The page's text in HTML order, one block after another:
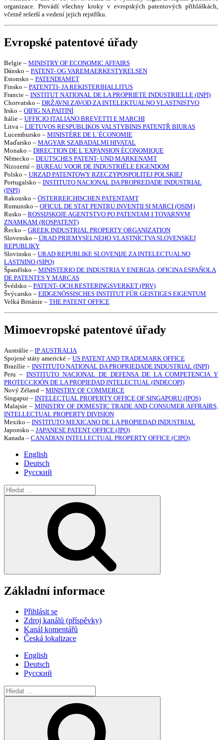
organizace. Provádí všechny kroky v evropských patentových přihláškách,
včetně rešerší a vedení jejich rejstříku.
Evropské patentové úřady
Belgie – MINISTRY OF ECONOMIC AFFAIRS
Dánsko – PATENT- OG VAREMAERKESTYRELSEN
Estonsko – PATENDIAMET
Finsko – PATENTTI- JA REKISTERIHALLITUS
Francie – INSTITUT NATIONAL DE LA PROPRIETE INDUSTRIELLE (INPI)
Chorvatsko – DRŽAVNI ZAVOD ZA INTELEKTUALNO VLASTNISTVO
Irsko – OIFIG NA PAITINÍ
Itálie – UFFICIO ITALIANO BREVETTI E MARCHI
Litva – LIETUVOS RESPUBLIKOS VALSTYBINIS PATENTŘ BIURAS
Lucembursko – MINISTÉRE DE L`ÉCONOMIE
Maďarsko – MAGYAR SZABADALMI HIVATAL
Monako – DIRECTION DE L`EXPANSION ÉCONOMIQUE
Německo – DEUTSCHES PATENT- UND MARKENAMT
Nizozemí – BUREAU VOOR DE INDUSTRIËLE EIGENDOM
Polsko – URZAD PATENTOWY RZECZYPOSPOLITEJ POLSKIEJ
Portugalsko – INSTITUTO NACIONAL DA PROPREDADE INDUSTRIAL
(INPI)
Rakousko – ÖSTERREICHISCHEN PATENTAMT
Rumunsko – OFICUL DE STAT PENTRU INVENTII SI MARCI (OSIM)
Rusko – ROSSIJSKOJE AGENTSTVO PO PATENTAM I TOVARNYM
ZNAMKAM (ROSPATENT)
Řecko – GREEK INDUSTRIAL PROPERTY ORGANIZATION
Slovensko – ÚRAD PRIEMYSELNEHO VLASTNÍCTVA SLOVENSKEJ
REPUBLIKY
Slovinsko – URAD REPUBLIKE SLOVENIJE ZA INTELECTUALNO
LASTNINO (SIPO)
Španělsko – MINISTERIO DE INDUSTRIA Y ENERGIA, OFICINA ESPAŇOLA
DE PATENTES Y MARCAS
Švédsko – PATENT- OCH RESTERINGSVERKET (PRV)
Švýcarsko – EIDGENÖSSISCHES INSTITUT FÜR GEISTIGES EIGENTUM
Velká Británie – THE PATENT OFFICE
Mimoevropské patentové úřady
Austrálie – IP AUSTRALIA
Spojené státy americké – US PATENT AND TRADEMARK OFFICE
Brazílie – INSTITUTO NATIONAL DA PROPRIEDADE INDUSTRIAL (INPI)
Peru – INSTITUTO NACIONAL DE DEFENSA DE LA COMPETENCIA Y
PROTECCIOÓN DE LA PROPIEDAD INTELECTUAL (INDECOPI)
Nový Zéland – MINISTRY OF COMMERCE
Singapur – INTELECTUAL PROPERTY OFFICE OF SINGAPORU (IPOS)
Malajsie – MINISTRY OF DOMESTIC TRADE AND CONSUMER AFFRAIRS,
INTELLECTUAL PROPERTY DIVISION
Mexiko – INSTITUTO MEXICANO DE LA PROPIEDAD INDUSTRIAL
Japonsko – JAPANESE PATENT OFFICE (JPO)
Kanada – CANADIAN INTELLECTUAL PROPERTY OFFICE (CIPO)
English
Deutsch
Русский
Hledat:
Základní informace
Přihlásit se
Zdroj kanálů (příspěvky)
Kanál komentářů
Česká lokalizace
English
Deutsch
Русский
Hledat: